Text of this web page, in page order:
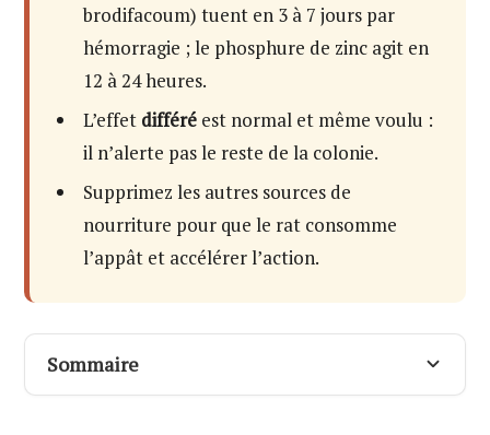
brodifacoum) tuent en 3 à 7 jours par
hémorragie ; le phosphure de zinc agit en
12 à 24 heures.
L’effet différé est normal et même voulu :
il n’alerte pas le reste de la colonie.
Supprimez les autres sources de
nourriture pour que le rat consomme
l’appât et accélérer l’action.
Sommaire